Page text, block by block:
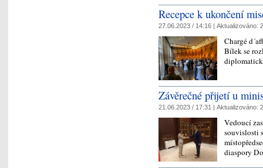
Recepce k ukončení
27.06.2023 / 14:16 | Aktualizováno:
Chargé
Bílek se
Závěrečné přijetí u
21.06.2023 / 17:31 | Aktualizováno:
Vedoucí
souvislosti
diaspory